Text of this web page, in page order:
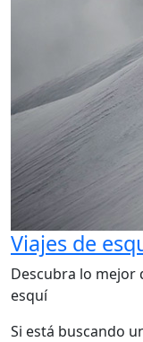
Viajes de
Descubra lo mejor
esquí
Si está buscando